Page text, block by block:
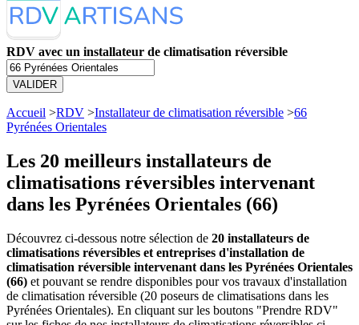
RDV avec un installateur de climatisation réversible
VALIDER
Accueil >RDV >Installateur de climatisation réversible >66
Pyrénées Orientales
Les 20 meilleurs installateurs de
climatisations réversibles intervenant
dans les Pyrénées Orientales (66)
Découvrez ci-dessous notre sélection de 20 installateurs de
climatisations réversibles et entreprises d'installation de
climatisation réversible intervenant dans les Pyrénées Orientales
(66) et pouvant se rendre disponibles pour vos travaux d'installation
de climatisation réversible (20 poseurs de climatisations dans les
Pyrénées Orientales). En cliquant sur les boutons "Prendre RDV"